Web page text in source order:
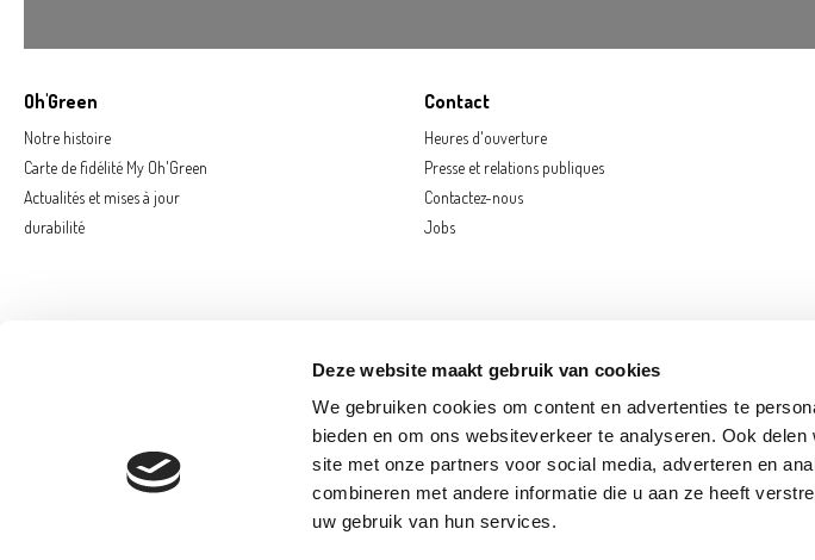
Deze website maakt gebruik van cookies
We gebruiken cookies om content en advertenties te
bieden en om ons websiteverkeer te analyseren. Ook
site met onze partners voor social media, adverteren en
combineren met andere informatie die u aan ze heeft
uw gebruik van hun services.
Oh'Green
Notre histoire
Carte de fidélité My Oh'Green
Actualités et mises à jour
durabilité
Contact
Heures d'ouverture
Presse et relations publiques
Contactez-nous
Jobs
AARSCHOT EKEREN